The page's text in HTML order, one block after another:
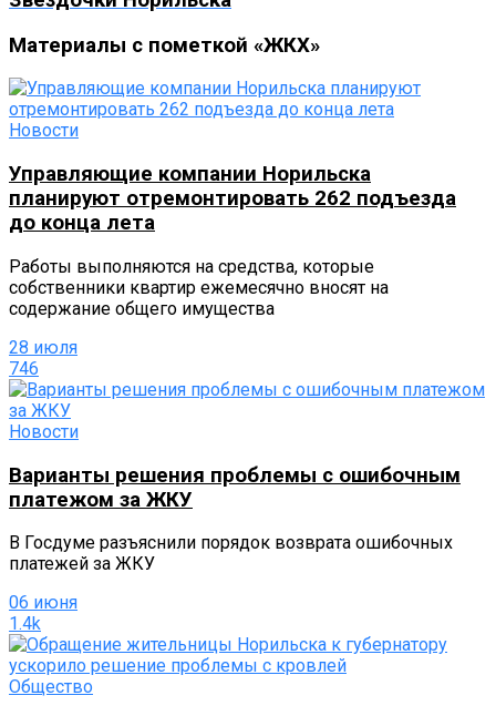
Материалы с пометкой «ЖКХ»
Новости
Управляющие компании Норильска
планируют отремонтировать 262 подъезда
до конца лета
Работы выполняются на средства, которые
собственники квартир ежемесячно вносят на
содержание общего имущества
28 июля
746
Новости
Варианты решения проблемы с ошибочным
платежом за ЖКУ
В Госдуме разъяснили порядок возврата ошибочных
платежей за ЖКУ
06 июня
1.4k
Общество